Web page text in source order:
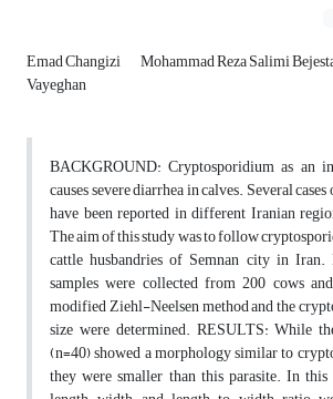
Emad Changizi Mohammad Reza Salimi
Vayeghan
BACKGROUND: Cryptosporidium as an
causes severe diarrhea in calves. Several
have been reported in different Iranian
The aim of this study was to follow
cattle husbandries of Semnan city in
samples were collected from 200 cows
modified Ziehl-Neelsen method and the
size were determined. RESULTS: While
(n=40) showed a morphology similar to
they were smaller than this parasite. In this